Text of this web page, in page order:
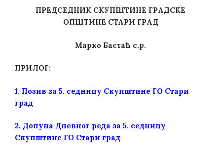
ПРЕДСЕДНИК СКУПШТИНЕ ГРАДСКЕ
ОПШТИНЕ СТАРИ ГРАД
Марко Бастаћ с.р.
ПРИЛОГ:
1. Позив за 5. седницу Скупштине ГО Стари
град
2. Допуна Дневног реда за 5. седницу
Скупштине ГО Стари град